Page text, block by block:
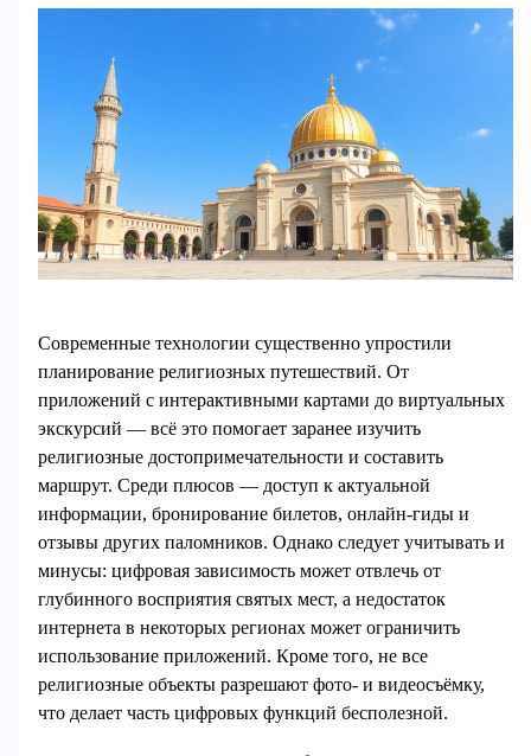
Современные технологии существенно упростили
планирование религиозных путешествий. От
приложений с интерактивными картами до виртуальных
экскурсий — всё это помогает заранее изучить
религиозные достопримечательности и составить
маршрут. Среди плюсов — доступ к актуальной
информации, бронирование билетов, онлайн-гиды и
отзывы других паломников. Однако следует учитывать и
минусы: цифровая зависимость может отвлечь от
глубинного восприятия святых мест, а недостаток
интернета в некоторых регионах может ограничить
использование приложений. Кроме того, не все
религиозные объекты разрешают фото- и видеосъёмку,
что делает часть цифровых функций бесполезной.